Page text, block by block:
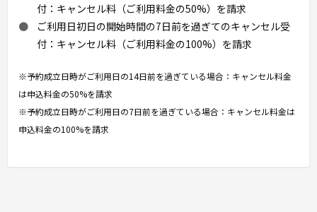
付：キャンセル料（ご利用料金の50%）を請求
ご利用日初日の開始時間の7日前を過ぎてのキャンセル受
付：キャンセル料（ご利用料金の100%）を請求
※予約成立日時がご利用日の14日前を過ぎている場合：キャンセル料金
は申込料金の50%を請求
※予約成立日時がご利用日の7日前を過ぎている場合：キャンセル料金は
申込料金の100%を請求